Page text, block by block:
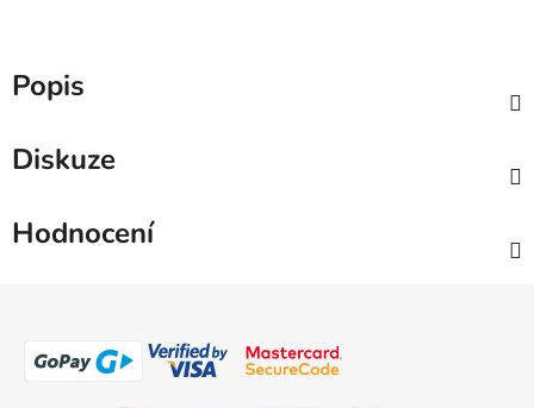
Popis
Diskuze
Hodnocení